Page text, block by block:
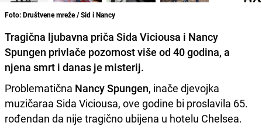
Foto: Društvene mreže / Sid i Nancy
Tragična ljubavna priča Sida Viciousa i Nancy
Spungen privlače pozornost više od 40 godina, a
njena smrt i danas je misterij.
Problematična Nancy Spungen, inače djevojka
muzičaraa Sida Viciousa, ove godine bi proslavila 65.
rođendan da nije tragično ubijena u hotelu Chelsea.